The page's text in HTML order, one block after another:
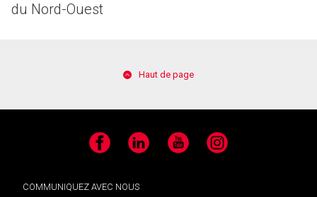
du Nord-Ouest
Haut de page
Facebook LinkedIn YouTube Instagram
COMMUNIQUEZ AVEC NOUS